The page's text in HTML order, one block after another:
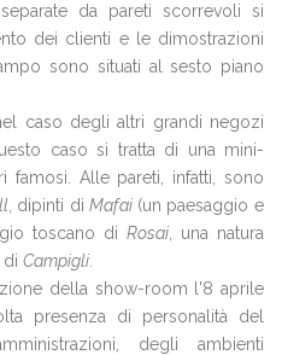
da pareti scorrevoli si
dei clienti e le dimostrazioni
sono situati al sesto piano
caso degli altri grandi negozi
caso si tratta di una mini-
Alle pareti, infatti, sono
, dipinti diMafai (un paesaggio e
toscano di Rosai , una natura
di Campigli
della show-room l'8 aprile
presenza di personalità del
degli ambienti